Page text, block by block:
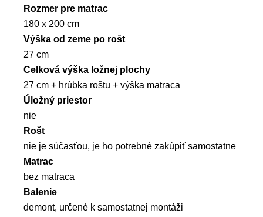
Rozmer pre matrac
180 x 200 cm
Výška od zeme po rošt
27 cm
Celková výška ložnej plochy
27 cm + hrúbka roštu + výška matraca
Úložný priestor
nie
Rošt
nie je súčasťou, je ho potrebné zakúpiť samostatne
Matrac
bez matraca
Balenie
demont, určené k samostatnej montáži